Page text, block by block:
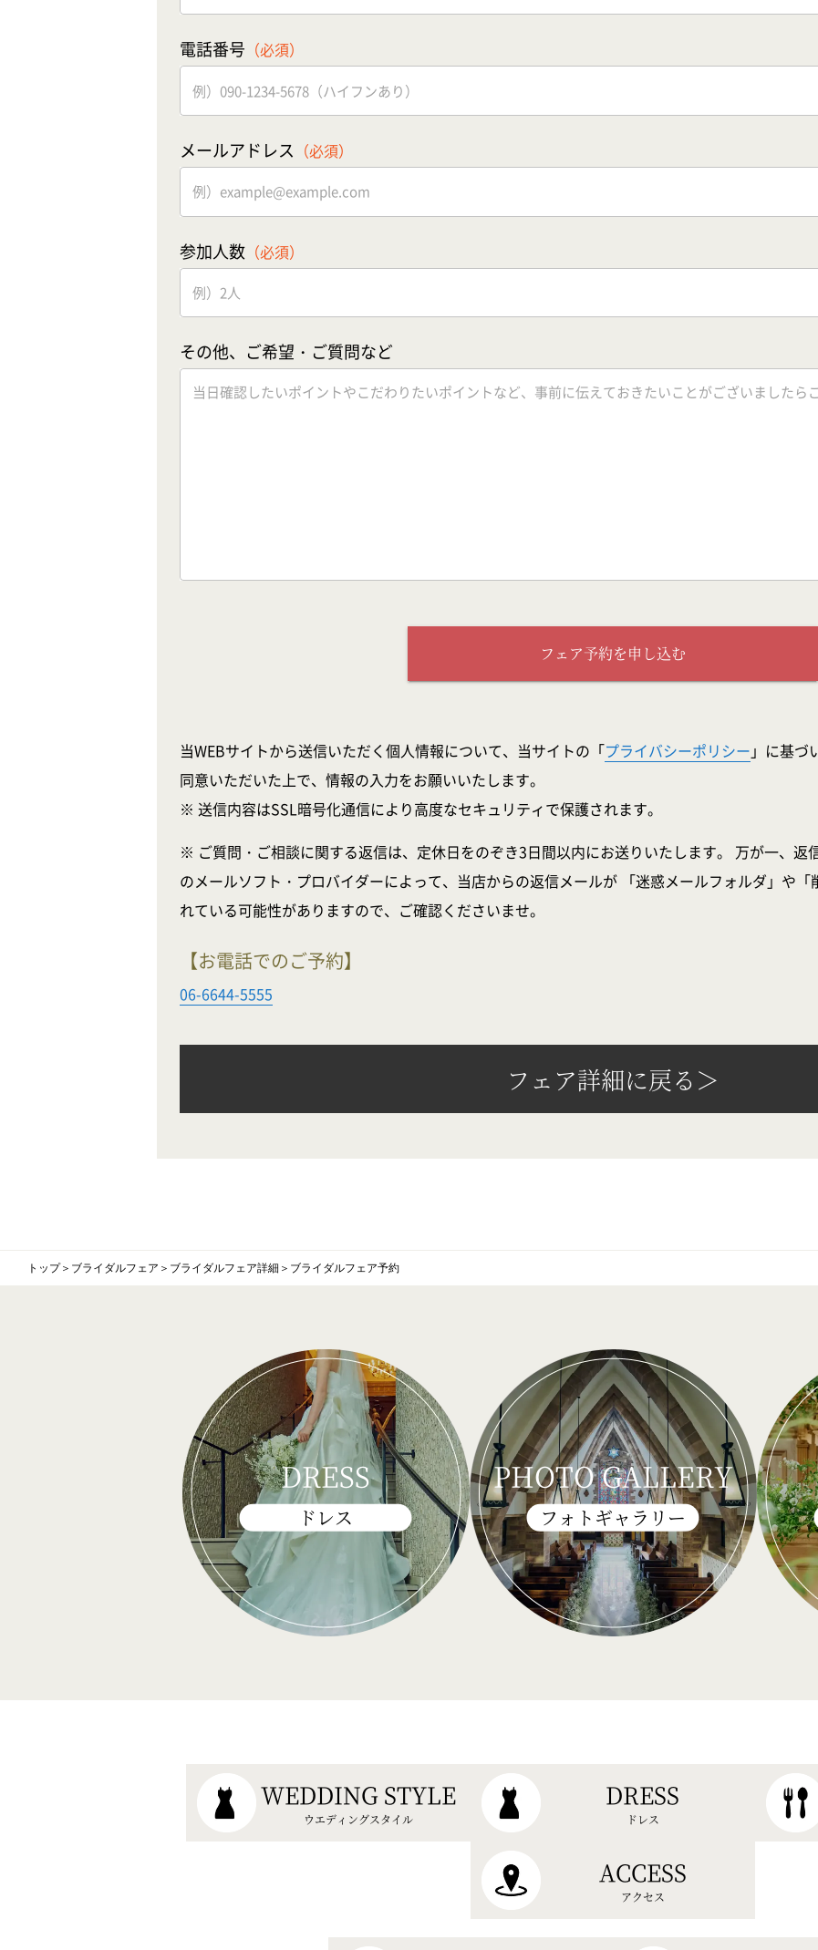
電話番号 （必須）
メールアドレス （必須）
参加人数 （必須）
その他、ご希望・ご質問など
フェア予約を申し込む
当WEBサイトから送信いただく個人情報について、当サイトの「プライバシーポリシー 」に基づ
同意いただいた上で、情報の入力をお願いいたします。
※ 送信内容はSSL暗号化通信により高度なセキュリティで保護されます。
※ ご質問・ご相談に関する返信は、定休日をのぞき3日間以内にお送りいたします。 万が一、返
のメールソフト・プロバイダーによって、当店からの返信メールが 「迷惑メールフォルダ」や
れている可能性がありますので、ご確認くださいませ。
【お電話でのご予約】
06-6644-5555
フェア詳細に戻る＞
トップ＞ ブライダルフェア ＞ ブライダルフェア詳細 ＞ ブライダルフェア予約
DRESS
ドレス
PHOTO GALLERY
フォトギャラリー
WEDDING STYLE
ウエディングスタイル
DRESS
ドレス
ACCESS
アクセス